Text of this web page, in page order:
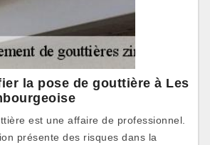
la pose de gouttière à Les
est une affaire de professionnel.
présente des risques dans la